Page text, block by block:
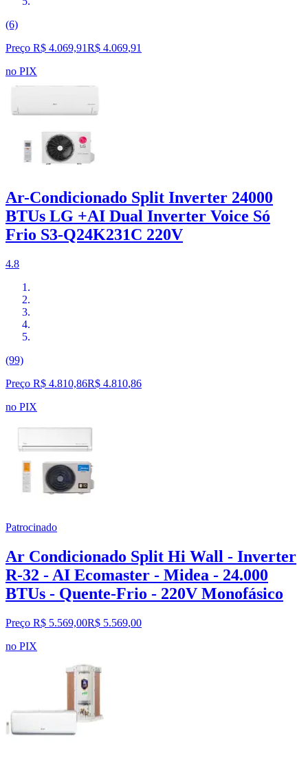
(6)
Preço R$ 4.069,91R$ 4.069,91
no PIX
Ar-Condicionado Split Inverter 24000
BTUs LG +AI Dual Inverter Voice Só
Frio S3-Q24K231C 220V
4.8
(99)
Preço R$ 4.810,86R$ 4.810,86
no PIX
Patrocinado
Ar Condicionado Split Hi Wall - Inverter
R-32 - AI Ecomaster - Midea - 24.000
BTUs - Quente-Frio - 220V Monofásico
Preço R$ 5.569,00R$ 5.569,00
no PIX